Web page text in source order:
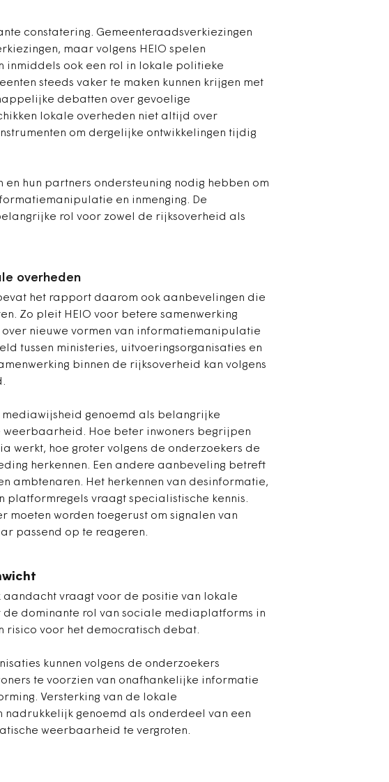
constatering. Gemeenteraadsverkiezingen
maar volgens HEIO spelen
inmiddels ook een rol in lokale politieke
steeds vaker te maken kunnen krijgen met
debatten over gevoelige
lokale overheden niet altijd over
om dergelijke ontwikkelingen tijdig
en hun partners ondersteuning nodig hebben om
en inmenging. De
rol voor zowel de rijksoverheid als
overheden
het rapport daarom ook aanbevelingen die
Zo pleit HEIO voor betere samenwerking
nieuwe vormen van informatiemanipulatie
tussen ministeries, uitvoeringsorganisaties en
binnen de rijksoverheid kan volgens
genoemd als belangrijke
Hoe beter inwoners begrijpen
werkt, hoe groter volgens de onderzoekers de
herkennen. Een andere aanbeveling betreft
ambtenaren. Het herkennen van desinformatie,
vraagt specialistische kennis.
moeten worden toegerust om signalen van
passend op te reageren.
vraagt voor de positie van lokale
de dominante rol van sociale mediaplatforms in
risico voor het democratisch debat.
kunnen volgens de onderzoekers
te voorzien van onafhankelijke informatie
Versterking van de lokale
nadrukkelijk genoemd als onderdeel van een
weerbaarheid te vergroten.